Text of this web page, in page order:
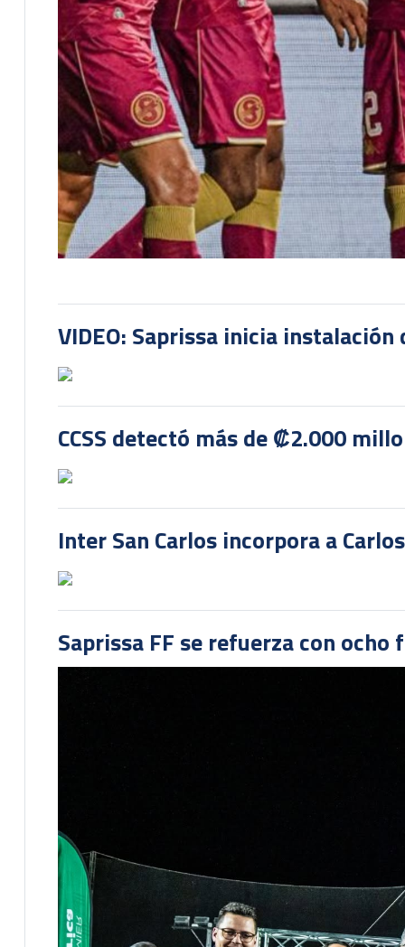
VIDEO: Saprissa inicia
CCSS detectó más de ₡2.000
Inter San Carlos incorpora a
Saprissa FF se refuerza con